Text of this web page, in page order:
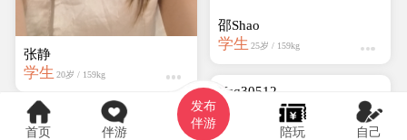
张静
学生 20岁 / 159kg
邵Shao
学生 25岁 / 159kg
Ysq30512
学生 19岁 / 159kg
首页 伴游
发布
伴游
陪玩 自己